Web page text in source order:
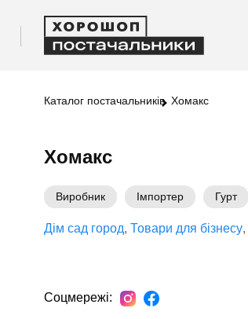
Каталог постачальників Хомакс
Хомакс
Виробник Імпортер Гурт
Дім сад город Товари для бізнесу
Соцмережі: